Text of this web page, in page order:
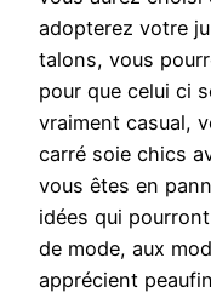
adopterez votre
talons, vous
pour que celui ci
vraiment casual,
carré soie chics
vous êtes en
idées qui
de mode, aux
apprécient